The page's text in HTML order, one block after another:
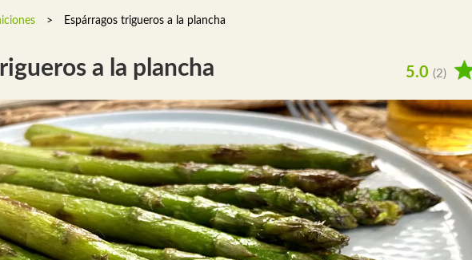
> Espárragos trigueros a la plancha
a la plancha 5.0 (2)